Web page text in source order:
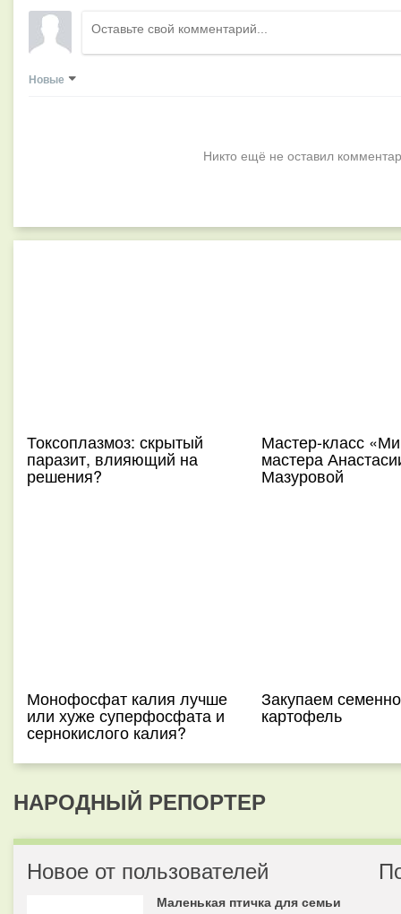
Новые
Никто ещё не оставил
Токсоплазмоз: скрытый
паразит, влияющий на
решения?
Мастер-класс
мастера
Мазуровой
Монофосфат калия лучше
или хуже суперфосфата и
сернокислого калия?
Закупаем
картофель
НАРОДНЫЙ РЕПОРТЕР
Новое от пользователей
Маленькая птичка для семьи